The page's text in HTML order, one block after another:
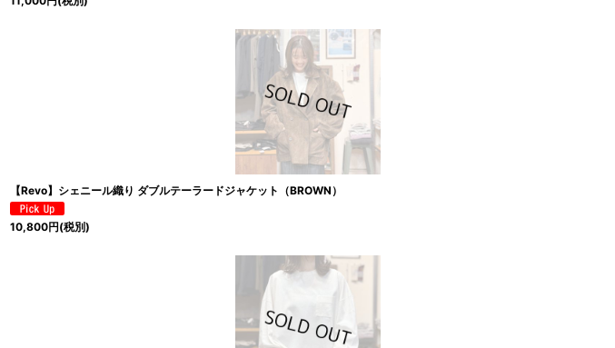
【Revo】シェニール織り ダブルテーラードジャケット（BROWN）
10,800円(税別)